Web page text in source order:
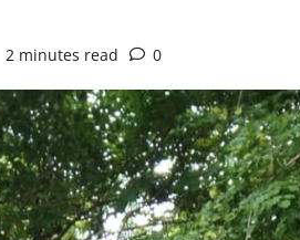
2 minutes read 0